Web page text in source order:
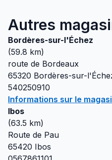
Autres
Bordères-sur-l'Échez
(59.8 km)
route de Bordeaux
65320 Bordères-sur-
540250910
Informations sur le
Ibos
(63.5 km)
Route de Pau
65420 Ibos